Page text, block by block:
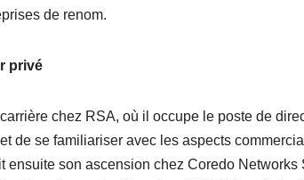
de renom.
privé
chez RSA, où il occupe le poste de
de se familiariser avec les aspects
ensuite son ascension chez Coredo